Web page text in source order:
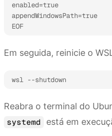
enabled=true
appendWindowsPath=true
EOF
Em seguida, reinicie o
wsl --shutdown
Reabra o terminal do
systemd
está em